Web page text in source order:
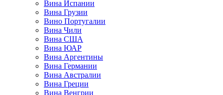
Вина Испании
Вина Грузии
Вино Португалии
Вина Чили
Вина США
Вина ЮАР
Вина Аргентины
Вина Германии
Вина Австралии
Вина Греции
Вина Венгрии